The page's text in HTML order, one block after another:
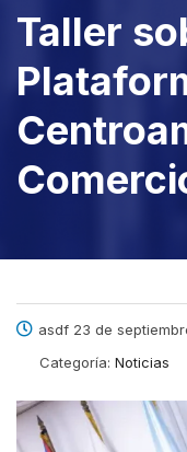
Taller
asdf 23 de
Categoría: Noticias